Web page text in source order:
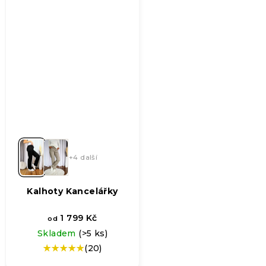
+4 další
Kalhoty Kancelářky
od 1 799 Kč
Skladem (>5 ks)
Průměrné(20)